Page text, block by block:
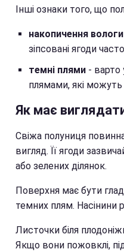
Інші ознаки того, що
накопичення вологи
зіпсовані ягоди
темні плями - варто
плямами, які
Як має
Свіжа полуниця
вигляд. Її ягоди
або зелених ділянок.
Поверхня має бути
темних плям. Насінини
Листочки біля
Якщо вони пожовклі,